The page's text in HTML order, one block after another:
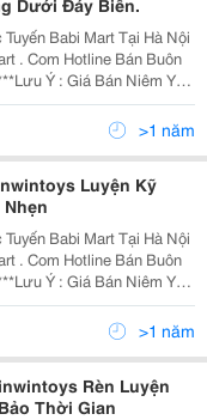
Dưới Đáy Biển.
Mart Tại Hà Nội
Hồ Chí Minh Có Thể Cao
>1 năm
Luyện Kỹ
Mart Tại Hà Nội
Hồ Chí Minh Có Thể Cao
>1 năm
Rèn Luyện
Thời Gian